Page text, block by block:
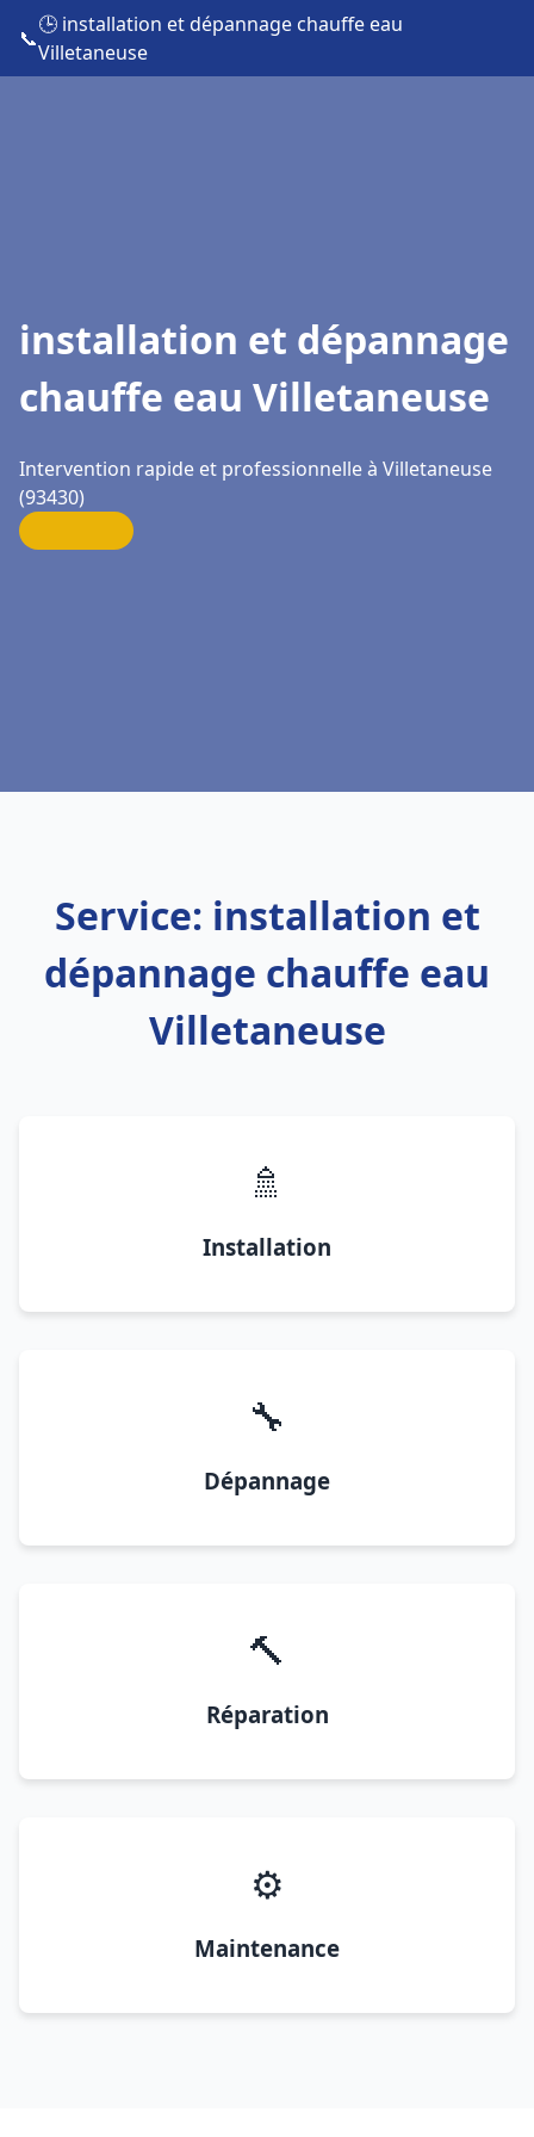
📞
🕒 installation et dépannage chauffe eau
Villetaneuse
installation et dépannage
chauffe eau Villetaneuse
Intervention rapide et professionnelle à Villetaneuse
(93430)
Service: installation et
dépannage chauffe eau
Villetaneuse
🚿
Installation
🔧
Dépannage
🔨
Réparation
⚙️
Maintenance